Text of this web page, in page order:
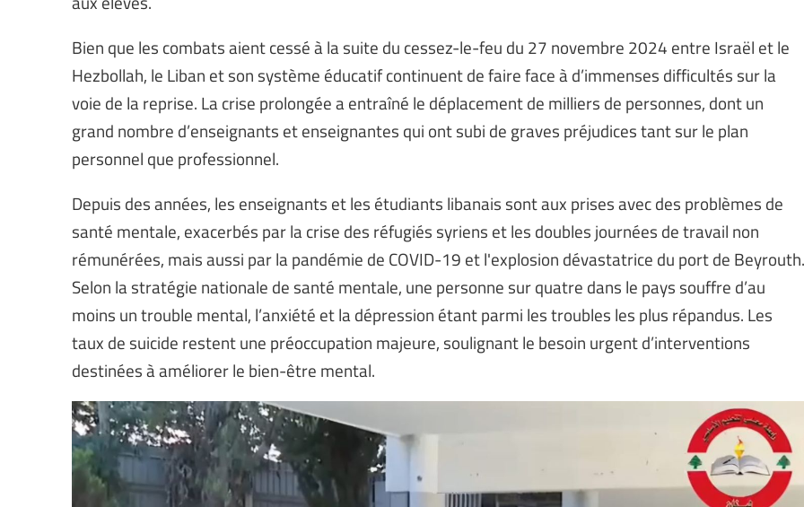
Bien que les combats aient cessé à la suite du cessez-le-feu du 27 novembre 2024 entre Israël et le
Hezbollah, le Liban et son système éducatif continuent de faire face à d’immenses difficultés sur la
voie de la reprise. La crise prolongée a entraîné le déplacement de milliers de personnes, dont un
grand nombre d’enseignants et enseignantes qui ont subi de graves préjudices tant sur le plan
personnel que professionnel.
Depuis des années, les enseignants et les étudiants libanais sont aux prises avec des problèmes de
santé mentale, exacerbés par la crise des réfugiés syriens et les doubles journées de travail non
rémunérées, mais aussi par la pandémie de COVID-19 et l'explosion dévastatrice du port de Beyrouth.
Selon la stratégie nationale de santé mentale, une personne sur quatre dans le pays souffre d’au
moins un trouble mental, l’anxiété et la dépression étant parmi les troubles les plus répandus. Les
taux de suicide restent une préoccupation majeure, soulignant le besoin urgent d’interventions
destinées à améliorer le bien-être mental.